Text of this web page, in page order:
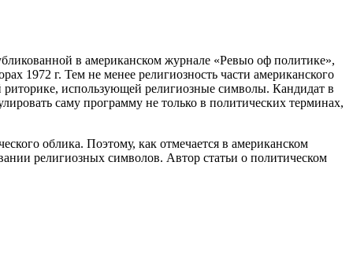
в американском журнале «Ревыо оф политике»,
1972 г. Тем не менее религиозность части американского
использующей религиозные символы. Кандидат в
саму программу не только в политических терминах,
облика. Поэтому, как отмечается в американском
религиозных символов. Автор статьи о политическом